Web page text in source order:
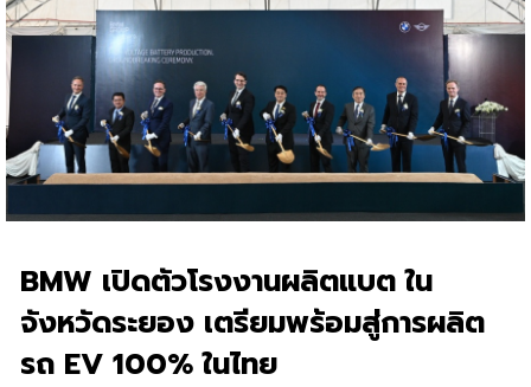
BMW เปิดตัวโรงงานผลิตแบต ใน
จังหวัดระยอง เตรียมพร้อมสู่การผลิต
รถ EV 100% ในไทย